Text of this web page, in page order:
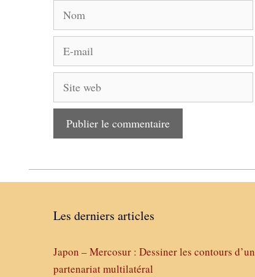
Nom
mail
Site
web
Les derniers articles
Japon – Mercosur : Dessiner les contours d’un
partenariat multilatéral